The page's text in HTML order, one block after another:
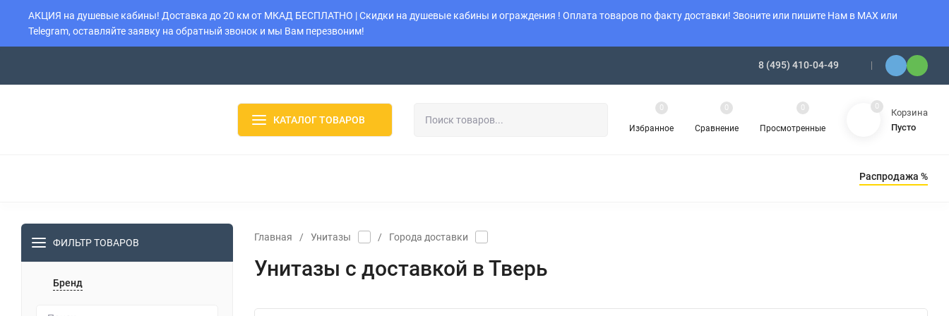
АКЦИЯ на душевые кабины! Доставка до 20 км от МКАД БЕСПЛАТНО | Скидки на душевые кабины и ограждения ! Оплата товаров по факту доставки! Звоните или пишите Нам в MAX или
Telegram, оставляйте заявку на обратный звонок и мы Вам перезвоним!
8 (495) 410-04-49
КАТАЛОГ ТОВАРОВ
Избранное
0
Сравнение
0
Просмотренные
0 0
Корзина
Пусто
Распродажа %
ФИЛЬТР ТОВАРОВ
Бренд
Главная / Унитазы / Города доставки
Унитазы с доcтавкой в Тверь